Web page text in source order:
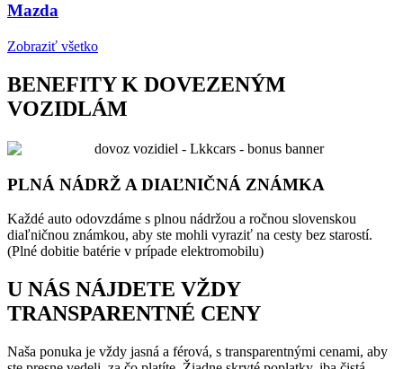
Mazda
Zobraziť všetko
BENEFITY K DOVEZENÝM
VOZIDLÁM
PLNÁ NÁDRŽ A DIAĽNIČNÁ ZNÁMKA
Každé auto odovzdáme s plnou nádržou a ročnou slovenskou
diaľničnou známkou, aby ste mohli vyraziť na cesty bez starostí.
(Plné dobitie batérie v prípade elektromobilu)
U NÁS NÁJDETE VŽDY
TRANSPARENTNÉ CENY
Naša ponuka je vždy jasná a férová, s transparentnými cenami, aby